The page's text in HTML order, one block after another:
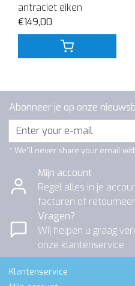
antraciet eiken
€149,00
Abonneer je op onze
* We'll never share your email
Mijn account
Regel alles in je
facturen of
Vragen?
Wij helpen u graag
onze klantenservice
Klantenservice